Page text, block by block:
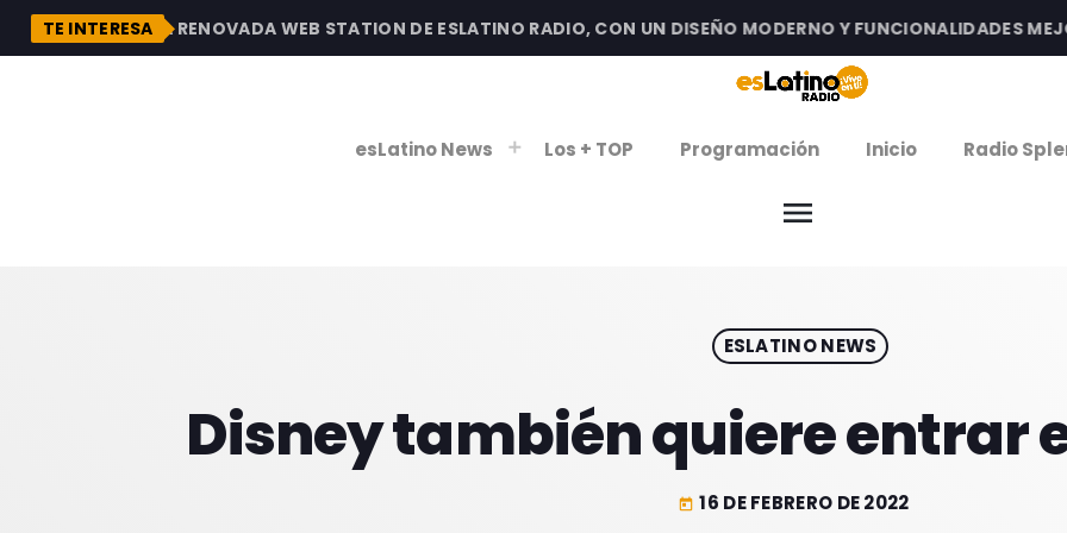
TE INTERESA
DESCUBRE LA RENOVADA WEB STATION DE ESLATINO RADIO, CON UN DISEÑO MODERNO Y FUNCIONALIDADES
esLatino News Los + TOP Programación Inicio Radio
menu
VIERNES DE ESTRENOS
PROGRAMACIÓN
ESLATINO NEWS
Disney también quiere entrar
today 16 DE FEBRERO DE 2022